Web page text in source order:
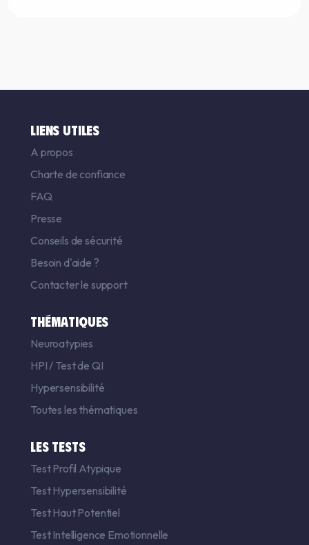
LIENS UTILES
A propos
Charte de confiance
FAQ
Presse
Conseils de sécurité
Besoin d'aide ?
Contacter le support
THÉMATIQUES
Neuroatypies
HPI / Test de QI
Hypersensibilité
Toutes les thématiques
LES TESTS
Test Profil Atypique
Test Hypersensibilité
Test Haut Potentiel
Test Intelligence Emotionnelle